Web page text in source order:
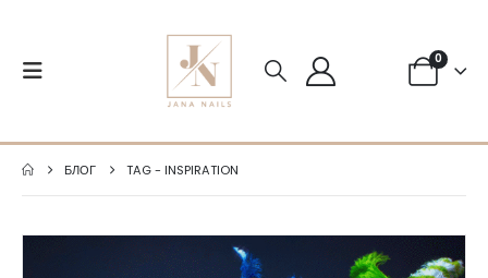
0
БЛОГ TAG -INSPIRATION